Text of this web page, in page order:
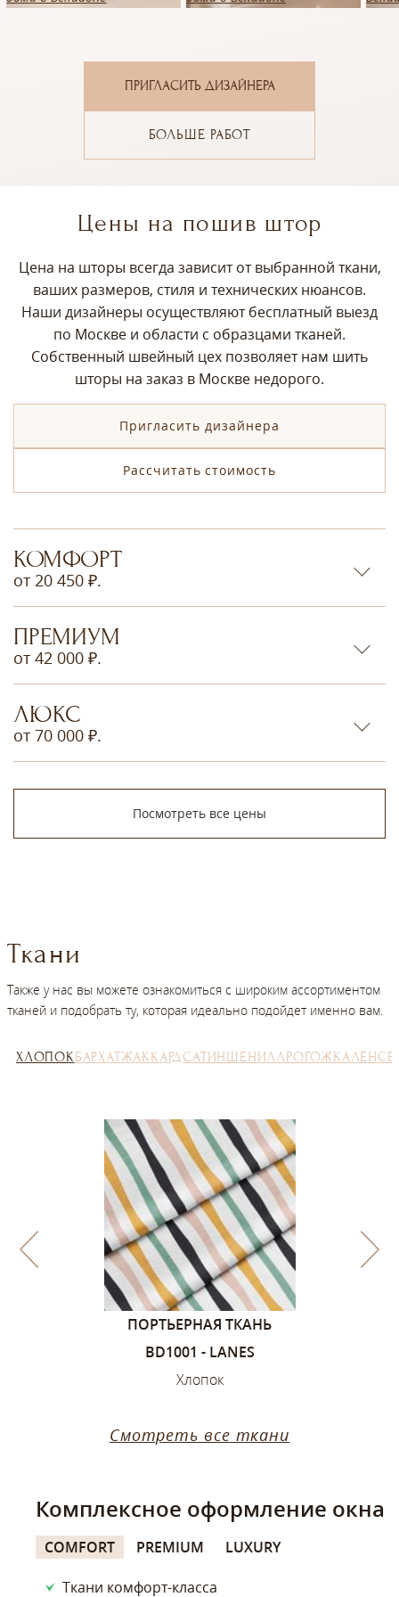
ПРИГЛАСИТЬ ДИЗАЙНЕРА
БОЛЬШЕ РАБОТ
Цены на пошив штор
Цена на шторы всегда зависит от выбранной ткани,
ваших размеров, стиля и технических нюансов.
Наши дизайнеры осуществляют бесплатный выезд
по Москве и области с образцами тканей.
Собственный швейный цех позволяет нам шить
шторы на заказ в Москве недорого.
Пригласить дизайнера
Рассчитать стоимость
КОМФОРТ
от 20 450 ₽.
ПРЕМИУМ
от 42 000 ₽.
ЛЮКС
от 70 000 ₽.
Посмотреть все цены
Ткани
Также у нас вы можете ознакомиться с широким ассортиментом
тканей и подобрать ту, которая идеально подойдет именно вам.
ХЛОПОКБАРХАТЖАККАРДСАТИНШЕНИЛЛРОГОЖКАЛЕН
ПОРТЬЕРНАЯ ТКАНЬ
BD1001 - LANES
Хлопок
Смотреть все ткани
Комплексное оформление окна
COMFORT PREMIUM LUXURY
Ткани комфорт-класса